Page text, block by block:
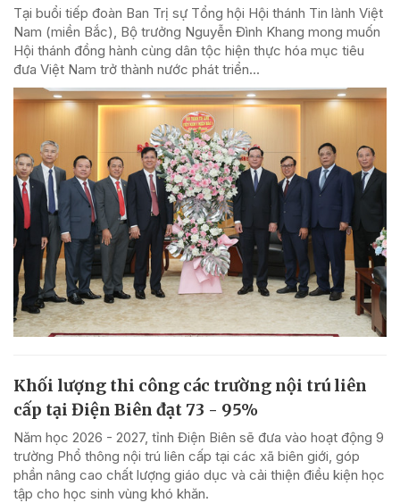
Tại buổi tiếp đoàn Ban Trị sự Tổng hội Hội thánh Tin lành Việt
Nam (miền Bắc), Bộ trưởng Nguyễn Đình Khang mong muốn
Hội thánh đồng hành cùng dân tộc hiện thực hóa mục tiêu
đưa Việt Nam trở thành nước phát triển...
Khối lượng thi công các trường nội trú liên
cấp tại Điện Biên đạt 73 - 95%
Năm học 2026 - 2027, tỉnh Điện Biên sẽ đưa vào hoạt động 9
trường Phổ thông nội trú liên cấp tại các xã biên giới, góp
phần nâng cao chất lượng giáo dục và cải thiện điều kiện học
tập cho học sinh vùng khó khăn.